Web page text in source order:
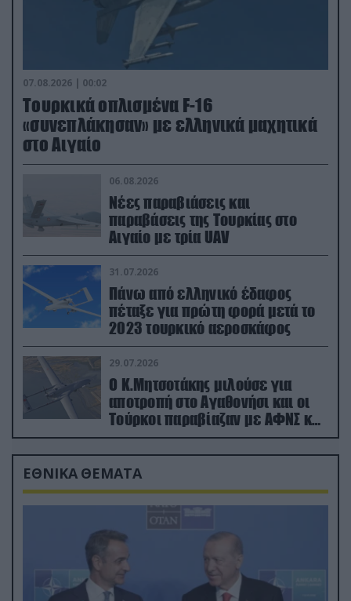
07.08.2026 | 00:02
Τουρκικά οπλισμένα F-16
«συνεπλάκησαν» με ελληνικά μαχητικά
στο Αιγαίο
06.08.2026
Νέες παραβιάσεις και
παραβάσεις της Τουρκίας στο
Αιγαίο με τρία UAV
31.07.2026
Πάνω από ελληνικό έδαφος
πέταξε για πρώτη φορά μετά το
2023 τουρκικό αεροσκάφος
29.07.2026
Ο Κ.Μητσοτάκης μιλούσε για
αποτροπή στο Αγαθονήσι και οι
Τούρκοι παραβίαζαν με ΑΦΝΣ και
drone
ΕΘΝΙΚΑ ΘΕΜΑΤΑ